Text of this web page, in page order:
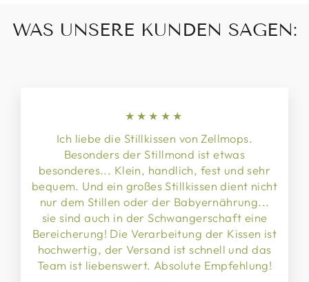
WAS UNSERE KUNDEN SAGEN:
★★★★★
Ich liebe die Stillkissen von Zellmops.
Besonders der Stillmond ist etwas
besonderes... Klein, handlich, fest und sehr
bequem. Und ein großes Stillkissen dient nicht
nur dem Stillen oder der Babyernährung...
sie sind auch in der Schwangerschaft eine
Bereicherung! Die Verarbeitung der Kissen ist
hochwertig, der Versand ist schnell und das
Team ist liebenswert. Absolute Empfehlung!